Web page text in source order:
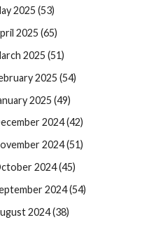
2025 (53)
2025 (65)
2025 (51)
2025 (54)
2025 (49)
2024 (42)
2024 (51)
2024 (45)
2024 (54)
2024 (38)